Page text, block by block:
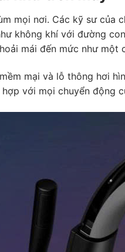
mọi nơi. Các kỹ sư
không khí với đường
mái đến mức như một
mại và lỗ thông hơi
với mọi chuyển động